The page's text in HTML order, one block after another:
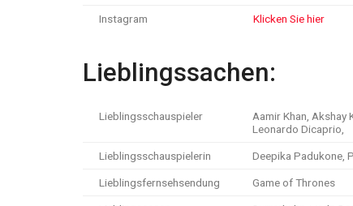
Instagram Klicken Sie hier
Lieblingssachen:
Lieblingsschauspieler
Aamir Khan, Akshay
Leonardo Dicaprio,
Lieblingsschauspielerin Deepika Padukone,
Lieblingsfernsehsendung Game of Thrones